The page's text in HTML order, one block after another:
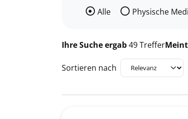
Wählen Sie die Medienart
Alle Physische
Ihre Suche ergab49 Treffer
Sortieren nach